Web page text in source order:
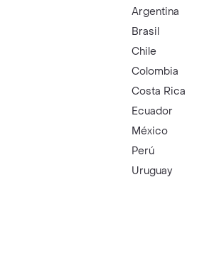
Argentina
Brasil
Chile
Colombia
Costa Rica
Ecuador
México
Perú
Uruguay